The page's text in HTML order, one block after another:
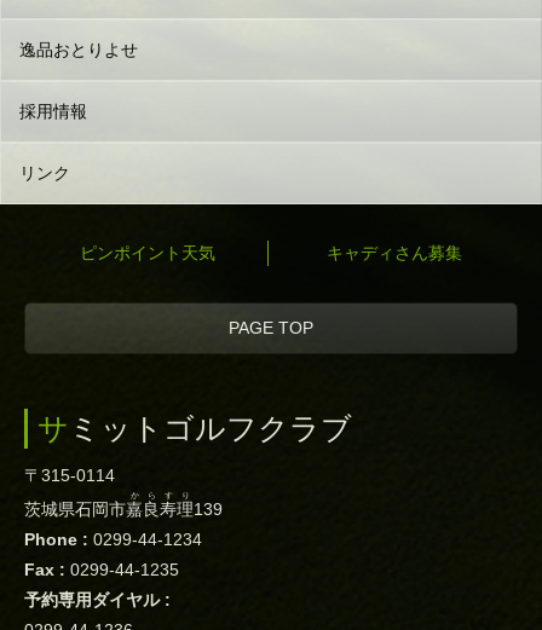
逸品おとりよせ
採用情報
リンク
ピンポイント天気 キャディさん募集
PAGE TOP
サミットゴルフクラブ
〒315-0114
茨城県石岡市嘉良寿理
からすり
139
Phone : 0299-44-1234
Fax : 0299-44-1235
予約専用ダイヤル :